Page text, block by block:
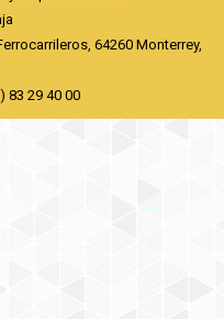
64260 Monterrey,
83 29 40 00